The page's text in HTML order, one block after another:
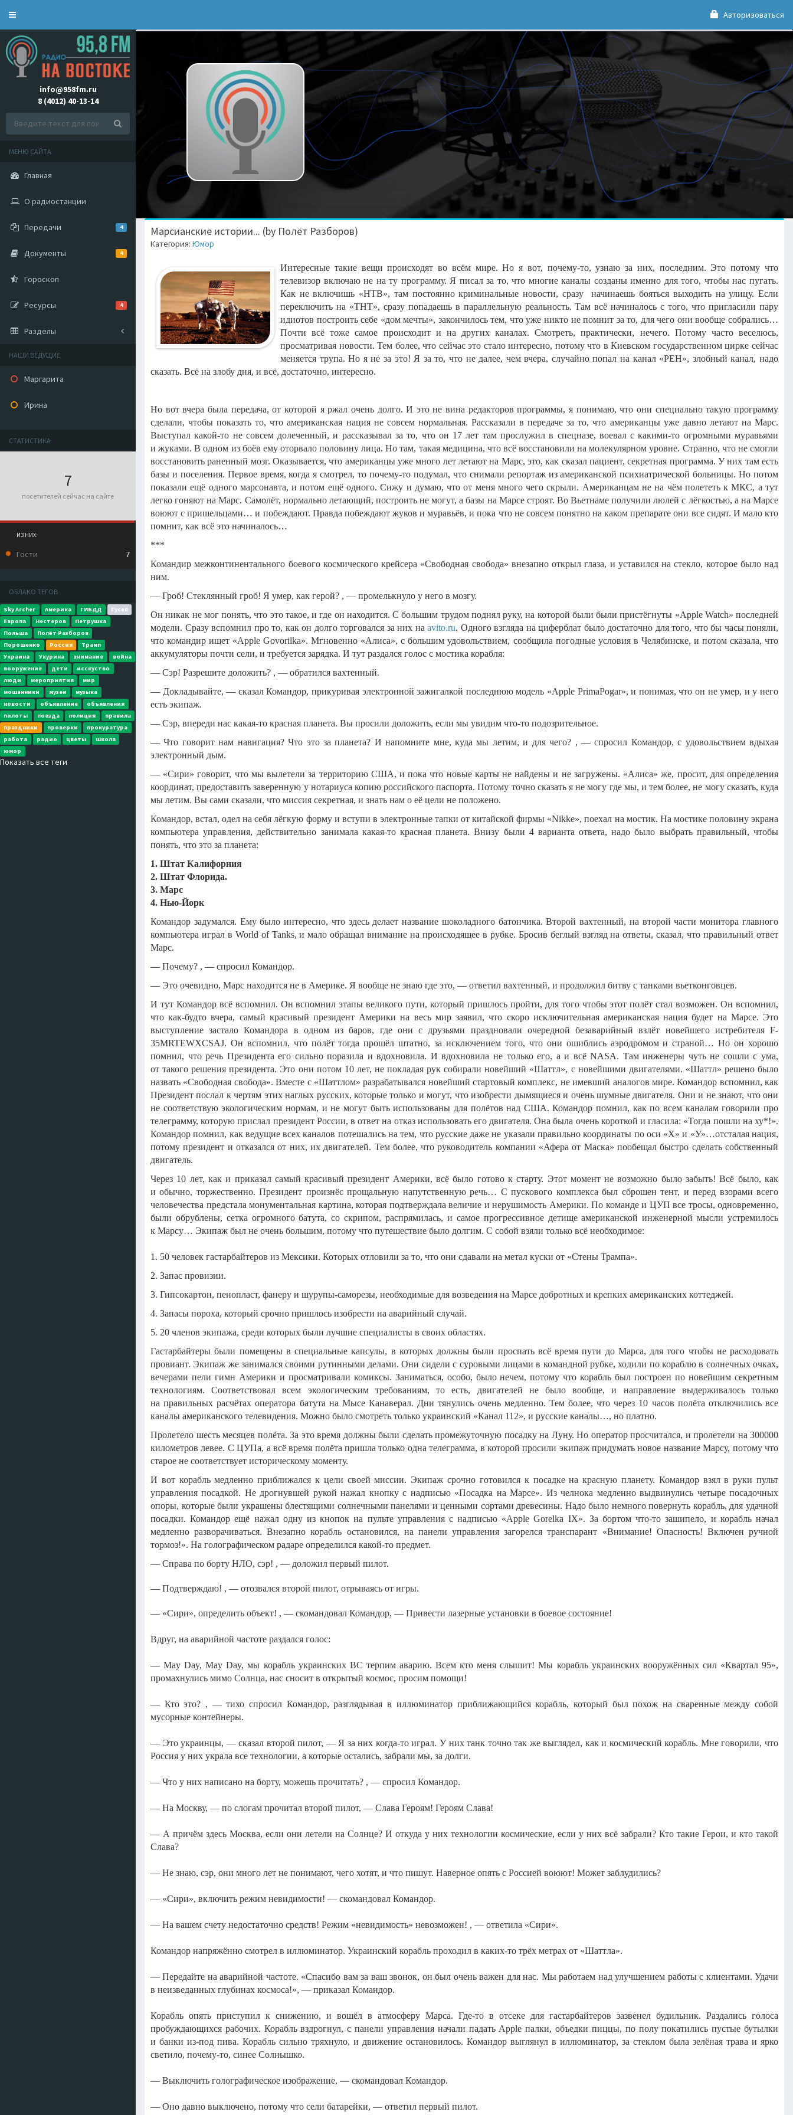
Toggle
Авторизоваться
info@958fm.ru
8 (4012) 40-13-14
МЕНЮ САЙТА
Главная
О радиостанции
Передачи 4
Документы 4
Гороскоп
Ресурсы 4
Разделы
НАШИ ВЕДУЩИЕ
Маргарита
Ирина
СТАТИСТИКА
7
посетителей сейчас на сайте
ИЗ НИХ:
Гости 7
ОБЛАКО ТЕГОВ
Sky Archer Америка ГИБДД
Гусев
Европа
Нестеров
Петрушка
Польша
Полёт Разборов
Порошенко
Россия
Трамп
Украина
Укурина внимание
война
вооружение
дети
исскуство
люди
мероприятия
мир
мошенники
музеи
музыка
новости
объявление
объявления
пилоты
поезда полиция
правила
праздники
проверки
прокуратура
работа
радио цветы
школа
юмор
Показать все теги
Марсианские истории... (by Полёт Разборов)
Категория: Юмор
Интересные такие вещи происходят во всём мире. Но я вот, почему-то, узнаю за них, последним. Это потому что
телевизор включаю не на ту программу. Я писал за то, что многие каналы созданы именно для того, чтобы нас пугать.
Как не включишь «НТВ», там постоянно криминальные новости, сразу начинаешь бояться выходить на улицу. Если
переключить на «ТНТ», сразу попадаешь в параллельную реальность. Там всё начиналось с того, что пригласили пару
идиотов построить себе «дом мечты», закончилось тем, что уже никто не помнит за то, для чего они вообще собрались…
Почти всё тоже самое происходит и на других каналах. Смотреть, практически, нечего. Потому часто веселюсь,
просматривая новости. Тем более, что сейчас это стало интересно, потому что в Киевском государственном цирке сейчас
меняется трупа. Но я не за это! Я за то, что не далее, чем вчера, случайно попал на канал «РЕН», злобный канал, надо
сказать. Всё на злобу дня, и всё, достаточно, интересно.
Но вот вчера была передача, от которой я ржал очень долго. И это не вина редакторов программы, я понимаю, что они специально такую программу
сделали, чтобы показать то, что американская нация не совсем нормальная. Рассказали в передаче за то, что американцы уже давно летают на Марс.
Выступал какой-то не совсем долеченный, и рассказывал за то, что он 17 лет там прослужил в спецназе, воевал с какими-то огромными муравьями
и жуками. В одном из боёв ему оторвало половину лица. Но там, такая медицина, что всё восстановили на молекулярном уровне. Странно, что не смогли
восстановить раненный мозг. Оказывается, что американцы уже много лет летают на Марс, это, как сказал пациент, секретная программа. У них там есть
базы и поселения. Первое время, когда я смотрел, то почему-то подумал, что снимали репортаж из американской психиатрической больницы. Но потом
показали ещё одного марсонавта, и потом ещё одного. Сижу и думаю, что от меня много чего скрыли. Американцам не на чём полететь к МКС, а тут
легко гоняют на Марс. Самолёт, нормально летающий, построить не могут, а базы на Марсе строят. Во Вьетнаме получили люлей с лёгкостью, а на Марсе
воюют с пришельцами… и побеждают. Правда побеждают жуков и муравьёв, и пока что не совсем понятно на каком препарате они все сидят. И мало кто
помнит, как всё это начиналось…
***
Командир межконтинентального боевого космического крейсера «Свободная свобода» внезапно открыл глаза, и уставился на стекло, которое было над
ним.
— Гроб! Стеклянный гроб! Я умер, как герой? , — промелькнуло у него в мозгу.
Он никак не мог понять, что это такое, и где он находится. С большим трудом поднял руку, на которой были были пристёгнуты «Apple Watch» последней
модели. Сразу вспомнил про то, как он долго торговался за них на avito.ru. Одного взгляда на циферблат было достаточно для того, что бы часы поняли,
что командир ищет «Apple Govorilka». Мгновенно «Алиса», с большим удовольствием, сообщила погодные условия в Челябинске, и потом сказала, что
аккумуляторы почти сели, и требуется зарядка. И тут раздался голос с мостика корабля:
— Сэр! Разрешите доложить? , — обратился вахтенный.
— Докладывайте, — сказал Командор, прикуривая электронной зажигалкой последнюю модель «Apple PrimaPogar», и понимая, что он не умер, и у него
есть экипаж.
— Сэр, впереди нас какая-то красная планета. Вы просили доложить, если мы увидим что-то подозрительное.
— Что говорит нам навигация? Что это за планета? И напомните мне, куда мы летим, и для чего? , — спросил Командор, с удовольствием вдыхая
электронный дым.
— «Сири» говорит, что мы вылетели за территорию США, и пока что новые карты не найдены и не загружены. «Алиса» же, просит, для определения
координат, предоставить заверенную у нотариуса копию российского паспорта. Потому точно сказать я не могу где мы, и тем более, не могу сказать, куда
мы летим. Вы сами сказали, что миссия секретная, и знать нам о её цели не положено.
Командор, встал, одел на себя лёгкую форму и вступи в электронные тапки от китайской фирмы «Nikke», поехал на мостик. На мостике половину экрана
компьютера управления, действительно занимала какая-то красная планета. Внизу были 4 варианта ответа, надо было выбрать правильный, чтобы
понять, что это за планета:
1. Штат Калифорния
2. Штат Флорида.
3. Марс
4. Нью-Йорк
Командор задумался. Ему было интересно, что здесь делает название шоколадного батончика. Второй вахтенный, на второй части монитора главного
компьютера играл в World of Tanks, и мало обращал внимание на происходящее в рубке. Бросив беглый взгляд на ответы, сказал, что правильный ответ
Марс.
— Почему? , — спросил Командор.
— Это очевидно, Марс находится не в Америке. Я вообще не знаю где это, — ответил вахтенный, и продолжил битву с танками вьетконговцев.
И тут Командор всё вспомнил. Он вспомнил этапы великого пути, который пришлось пройти, для того чтобы этот полёт стал возможен. Он вспомнил,
что как-будто вчера, самый красивый президент Америки на весь мир заявил, что скоро исключительная американская нация будет на Марсе. Это
выступление застало Командора в одном из баров, где они с друзьями праздновали очередной безаварийный взлёт новейшего истребителя F-
35MRTEWXCSAJ. Он вспомнил, что полёт тогда прошёл штатно, за исключением того, что они ошиблись аэродромом и страной… Но он хорошо
помнил, что речь Президента его сильно поразила и вдохновила. И вдохновила не только его, а и всё NASA. Там инженеры чуть не сошли с ума,
от такого решения президента. Это они потом 10 лет, не покладая рук собирали новейший «Шаттл», с новейшими двигателями. «Шаттл» решено было
назвать «Свободная свобода». Вместе с «Шаттлом» разрабатывался новейший стартовый комплекс, не имевший аналогов мире. Командор вспомнил, как
Президент послал к чертям этих наглых русских, которые только и могут, что изобрести дымящиеся и очень шумные двигателя. Они и не знают, что они
не соответствую экологическим нормам, и не могут быть использованы для полётов над США. Командор помнил, как по всем каналам говорили про
телеграмму, которую прислал президент России, в ответ на отказ использовать его двигателя. Она была очень короткой и гласила: «Тогда пошли на ху*!».
Командор помнил, как ведущие всех каналов потешались на тем, что русские даже не указали правильно координаты по оси «X» и «У»…отсталая нация,
потому президент и отказался от них, их двигателей. Тем более, что руководитель компании «Афера от Маска» пообещал быстро сделать собственный
двигатель.
Через 10 лет, как и приказал самый красивый президент Америки, всё было готово к старту. Этот момент не возможно было забыть! Всё было, как
и обычно, торжественно. Президент произнёс прощальную напутственную речь… С пускового комплекса был сброшен тент, и перед взорами всего
человечества предстала монументальная картина, которая подтверждала величие и нерушимость Америки. По команде и ЦУП все тросы, одновременно,
были обрублены, сетка огромного батута, со скрипом, распрямилась, и самое прогрессивное детище американской инженерной мысли устремилось
к Марсу… Экипаж был не очень большим, потому что путешествие было долгим. С собой взяли только всё необходимое:
1. 50 человек гастарбайтеров из Мексики. Которых отловили за то, что они сдавали на метал куски от «Стены Трампа».
2. Запас провизии.
3. Гипсокартон, пенопласт, фанеру и шурупы-саморезы, необходимые для возведения на Марсе добротных и крепких американских коттеджей.
4. Запасы пороха, который срочно пришлось изобрести на аварийный случай.
5. 20 членов экипажа, среди которых были лучшие специалисты в своих областях.
Гастарбайтеры были помещены в специальные капсулы, в которых должны были проспать всё время пути до Марса, для того чтобы не расходовать
провиант. Экипаж же занимался своими рутинными делами. Они сидели с суровыми лицами в командной рубке, ходили по кораблю в солнечных очках,
вечерами пели гимн Америки и просматривали комиксы. Заниматься, особо, было нечем, потому что корабль был построен по новейшим секретным
технологиям. Соответствовал всем экологическим требованиям, то есть, двигателей не было вообще, и направление выдерживалось только
на правильных расчётах оператора батута на Мысе Канаверал. Дни тянулись очень медленно. Тем более, что через 10 часов полёта отключились все
каналы американского телевидения. Можно было смотреть только украинский «Канал 112», и русские каналы…, но платно.
Пролетело шесть месяцев полёта. За это время должны были сделать промежуточную посадку на Луну. Но оператор просчитался, и пролетели на 300000
километров левее. С ЦУПа, а всё время полёта пришла только одна телеграмма, в которой просили экипаж придумать новое название Марсу, потому что
старое не соответствует историческому моменту.
И вот корабль медленно приближался к цели своей миссии. Экипаж срочно готовился к посадке на красную планету. Командор взял в руки пульт
управления посадкой. Не дрогнувшей рукой нажал кнопку с надписью «Посадка на Марсе». Из челнока медленно выдвинулись четыре посадочных
опоры, которые были украшены блестящими солнечными панелями и ценными сортами древесины. Надо было немного повернуть корабль, для удачной
посадки. Командор ещё нажал одну из кнопок на пульте управления с надписью «Apple Gorelka IX». За бортом что-то зашипело, и корабль начал
медленно разворачиваться. Внезапно корабль остановился, на панели управления загорелся транспарант «Внимание! Опасность! Включен ручной
тормоз!». На голографическом радаре определился какой-то предмет.
— Справа по борту НЛО, сэр! , — доложил первый пилот.
— Подтверждаю! , — отозвался второй пилот, отрываясь от игры.
— «Сири», определить объект! , — скомандовал Командор, — Привести лазерные установки в боевое состояние!
Вдруг, на аварийной частоте раздался голос:
— May Day, May Day, мы корабль украинских ВС терпим аварию. Всем кто меня слышит! Мы корабль украинских вооружённых сил «Квартал 95»,
промахнулись мимо Солнца, нас сносит в открытый космос, просим помощи!
— Кто это? , — тихо спросил Командор, разглядывая в иллюминатор приближающийся корабль, который был похож на сваренные между собой
мусорные контейнеры.
— Это украинцы, — сказал второй пилот, — Я за них когда-то играл. У них танк точно так же выглядел, как и космический корабль. Мне говорили, что
Россия у них украла все технологии, а которые остались, забрали мы, за долги.
— Что у них написано на борту, можешь прочитать? , — спросил Командор.
— На Москву, — по слогам прочитал второй пилот, — Слава Героям! Героям Слава!
— А причём здесь Москва, если они летели на Солнце? И откуда у них технологии космические, если у них всё забрали? Кто такие Герои, и кто такой
Слава?
— Не знаю, сэр, они много лет не понимают, чего хотят, и что пишут. Наверное опять с Россией воюют! Может заблудились?
— «Сири», включить режим невидимости! — скомандовал Командор.
— На вашем счету недостаточно средств! Режим «невидимость» невозможен! , — ответила «Сири».
Командор напряжённо смотрел в иллюминатор. Украинский корабль проходил в каких-то трёх метрах от «Шаттла».
— Передайте на аварийной частоте. «Спасибо вам за ваш звонок, он был очень важен для нас. Мы работаем над улучшением работы с клиентами. Удачи
в неизведанных глубинах космоса!», — приказал Командор.
Корабль опять приступил к снижению, и вошёл в атмосферу Марса. Где-то в отсеке для гастарбайтеров зазвенел будильник. Раздались голоса
пробуждающихся рабочих. Корабль вздрогнул, с панели управления начали падать Apple палки, объедки пиццы, по полу покатились пустые бутылки
и банки из-под пива. Корабль сильно тряхнуло, и движение остановилось. Командор выглянул в иллюминатор, за стеклом была зелёная трава и ярко
светило, почему-то, синее Солнышко.
— Выключить голографическое изображение, — скомандовал Командор.
— Оно давно выключено, потому что сели батарейки, — ответил первый пилот.